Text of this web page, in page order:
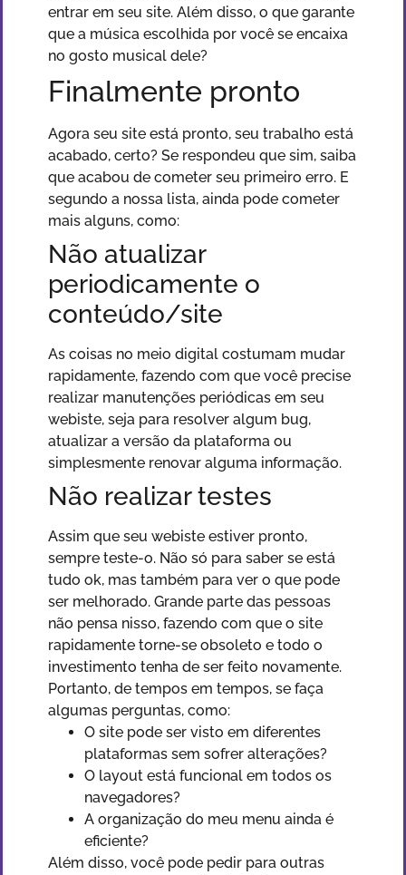
entrar em seu site. Além disso, o que garante
que a música escolhida por você se encaixa
no gosto musical dele?
Finalmente pronto
Agora seu site está pronto, seu trabalho está
acabado, certo? Se respondeu que sim, saiba
que acabou de cometer seu primeiro erro. E
segundo a nossa lista, ainda pode cometer
mais alguns, como:
Não atualizar
periodicamente o
conteúdo/site
As coisas no meio digital costumam mudar
rapidamente, fazendo com que você precise
realizar manutenções periódicas em seu
webiste, seja para resolver algum bug,
atualizar a versão da plataforma ou
simplesmente renovar alguma informação.
Não realizar testes
Assim que seu webiste estiver pronto,
sempre teste-o. Não só para saber se está
tudo ok, mas também para ver o que pode
ser melhorado. Grande parte das pessoas
não pensa nisso, fazendo com que o site
rapidamente torne-se obsoleto e todo o
investimento tenha de ser feito novamente.
Portanto, de tempos em tempos, se faça
algumas perguntas, como:
O site pode ser visto em diferentes
plataformas sem sofrer alterações?
O layout está funcional em todos os
navegadores?
A organização do meu menu ainda é
eficiente?
Além disso, você pode pedir para outras